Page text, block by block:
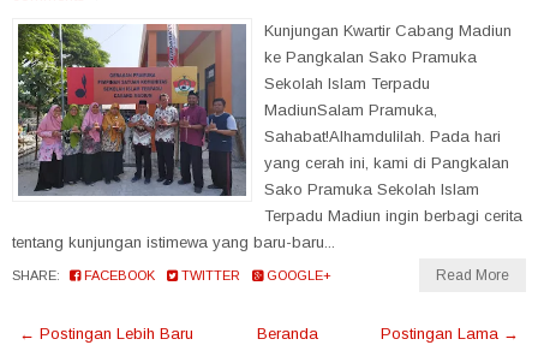
Kunjungan Kwartir Cabang Madiun
ke Pangkalan Sako Pramuka
Sekolah Islam Terpadu
MadiunSalam Pramuka,
Sahabat!Alhamdulilah. Pada hari
yang cerah ini, kami di Pangkalan
Sako Pramuka Sekolah Islam
Terpadu Madiun ingin berbagi cerita
tentang kunjungan istimewa yang baru-baru...
SHARE: FACEBOOK TWITTER GOOGLE+ Read More
← Postingan Lebih Baru Postingan Lama →
Beranda